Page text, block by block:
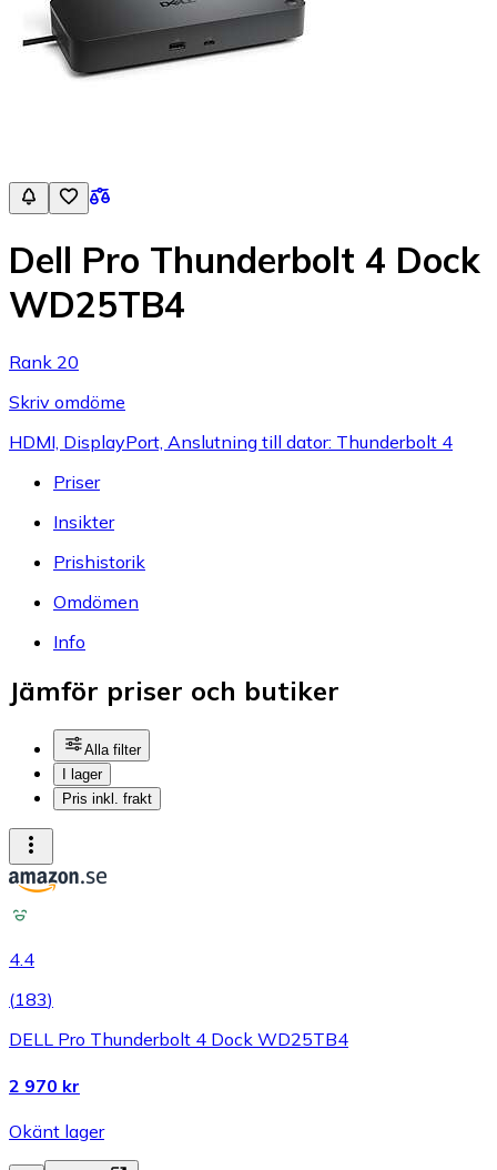
Dell Pro Thunderbolt 4 Dock
WD25TB4
Rank 20
Skriv omdöme
HDMI, DisplayPort, Anslutning till dator: Thunderbolt 4
Priser
Insikter
Prishistorik
Omdömen
Info
Jämför priser och butiker
Alla filter
I lager
Pris inkl. frakt
4.4
(183)
DELL Pro Thunderbolt 4 Dock WD25TB4
2 970 kr
Okänt lager